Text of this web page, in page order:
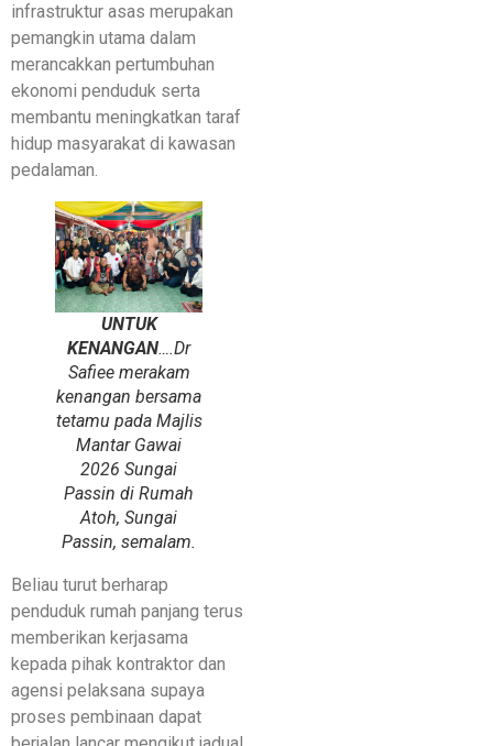
infrastruktur asas merupakan
pemangkin utama dalam
merancakkan pertumbuhan
ekonomi penduduk serta
membantu meningkatkan taraf
hidup masyarakat di kawasan
pedalaman.
UNTUK
KENANGAN….Dr
Safiee merakam
kenangan bersama
tetamu pada Majlis
Mantar Gawai
2026 Sungai
Passin di Rumah
Atoh, Sungai
Passin, semalam.
Beliau turut berharap
penduduk rumah panjang terus
memberikan kerjasama
kepada pihak kontraktor dan
agensi pelaksana supaya
proses pembinaan dapat